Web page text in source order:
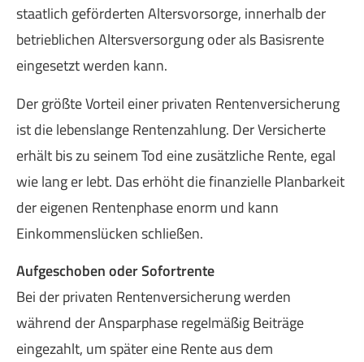
staatlich geförderten Alters­vorsorge, innerhalb der
betrieblichen Altersversorgung oder als Basisrente
eingesetzt werden kann.
Der größte Vorteil einer privaten Rentenversicherung
ist die lebenslange Rentenzahlung. Der Versicherte
erhält bis zu seinem Tod eine zusätzliche Rente, egal
wie lang er lebt. Das erhöht die finanzielle Planbarkeit
der eigenen Rentenphase enorm und kann
Einkommenslücken schließen.
Aufgeschoben oder Sofortrente
Bei der privaten Rentenversicherung werden
während der Ansparphase regelmäßig Beiträge
eingezahlt, um später eine Rente aus dem